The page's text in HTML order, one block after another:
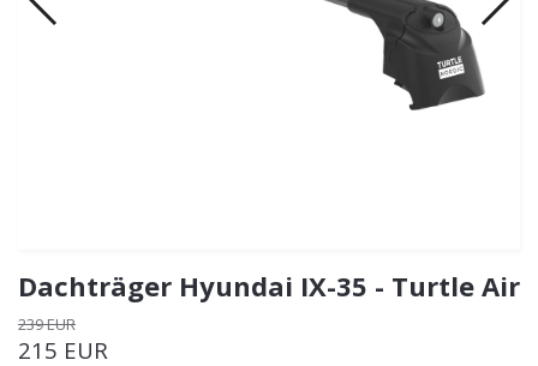
Dachträger Hyundai IX-35 - Turtle Air
239 EUR
215 EUR